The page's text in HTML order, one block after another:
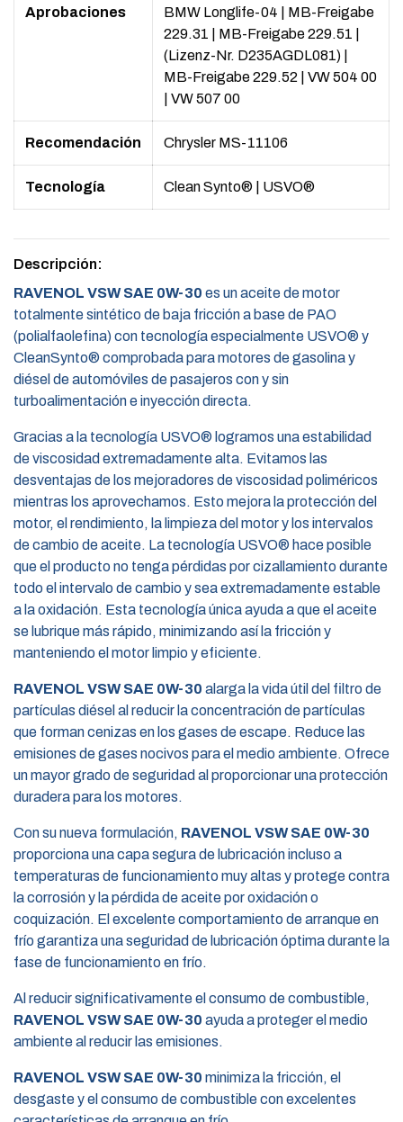
Aprobaciones BMW Longlife-04
MB-Freigabe
229.31
MB-Freigabe 229.51
(Lizenz-Nr. D235AGDL081)
MB-Freigabe 229.52
VW 504 00
VW 507 00
Recomendación Chrysler MS-11106
Tecnología Clean Synto® USVO®
Descripción:
RAVENOL VSW SAE 0W-30 es un aceite de motor
totalmente sintético de baja fricción a base de PAO
(polialfaolefina) con tecnología especialmente USVO® y
CleanSynto® comprobada para motores de gasolina y
diésel de automóviles de pasajeros con y sin
turboalimentación e inyección directa.
Gracias a la tecnología USVO® logramos una estabilidad
de viscosidad extremadamente alta. Evitamos las
desventajas de los mejoradores de viscosidad poliméricos
mientras los aprovechamos. Esto mejora la protección del
motor, el rendimiento, la limpieza del motor y los intervalos
de cambio de aceite. La tecnología USVO® hace posible
que el producto no tenga pérdidas por cizallamiento durante
todo el intervalo de cambio y sea extremadamente estable
a la oxidación. Esta tecnología única ayuda a que el aceite
se lubrique más rápido, minimizando así la fricción y
manteniendo el motor limpio y eficiente.
RAVENOL VSW SAE 0W-30 alarga la vida útil del filtro de
partículas diésel al reducir la concentración de partículas
que forman cenizas en los gases de escape. Reduce las
emisiones de gases nocivos para el medio ambiente. Ofrece
un mayor grado de seguridad al proporcionar una protección
duradera para los motores.
Con su nueva formulación, RAVENOL VSW SAE 0W-30
proporciona una capa segura de lubricación incluso a
temperaturas de funcionamiento muy altas y protege contra
la corrosión y la pérdida de aceite por oxidación o
coquización. El excelente comportamiento de arranque en
frío garantiza una seguridad de lubricación óptima durante la
fase de funcionamiento en frío.
Al reducir significativamente el consumo de combustible,
RAVENOL VSW SAE 0W-30 ayuda a proteger el medio
ambiente al reducir las emisiones.
RAVENOL VSW SAE 0W-30 minimiza la fricción, el
desgaste y el consumo de combustible con excelentes